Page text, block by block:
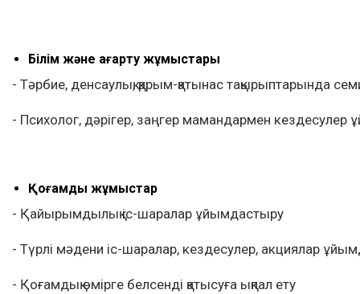
Білім және ағарту жұмыстары
- Тәрбие, денсаулық, қарым-қатынас тақырыптарында
- Психолог, дәрігер, заңгер мамандармен кездесулер
Қоғамдық жұмыстар
- Қайырымдылық іс-шаралар ұйымдастыру
- Түрлі мәдени іс-шаралар, кездесулер, акциялар
- Қоғамдық өмірге белсенді қатысуға ықпал ету